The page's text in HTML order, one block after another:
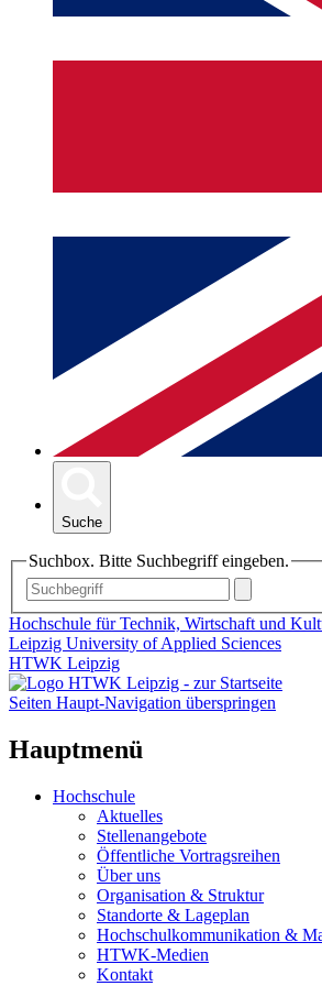
Suche
Suchbox. Bitte Suchbegriff eingeben.
Hochschule für Technik, Wirtschaft und
Leipzig University of Applied Sciences
HTWK Leipzig
Seiten Haupt-Navigation überspringen
Hauptmenü
Hochschule
Aktuelles
Stellenangebote
Öffentliche Vortragsreihen
Über uns
Organisation & Struktur
Standorte & Lageplan
Hochschulkommunikation &
HTWK-Medien
Kontakt